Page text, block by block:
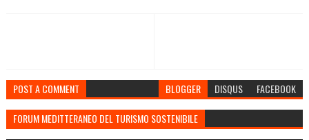
POST A COMMENT BLOGGER DISQUS FACEBOOK
FORUM MEDITTERANEO DEL TURISMO SOSTENIBILE